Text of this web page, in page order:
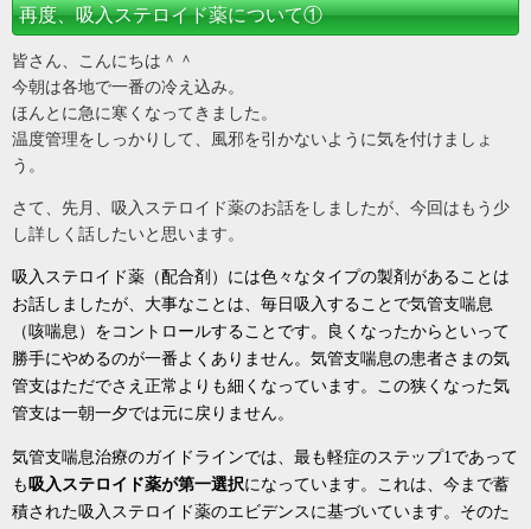
再度、吸入ステロイド薬について①
皆さん、こんにちは＾＾
今朝は各地で一番の冷え込み。
ほんとに急に寒くなってきました。
温度管理をしっかりして、風邪を引かないように気を付けましょ
う。
さて、先月、吸入ステロイド薬のお話をしましたが、今回はもう少
し詳しく話したいと思います。
吸入ステロイド薬（配合剤）には色々なタイプの製剤があることは
お話しましたが、大事なことは、毎日吸入することで気管支喘息
（咳喘息）をコントロールすることです。良くなったからといって
勝手にやめるのが一番よくありません。気管支喘息の患者さまの気
管支はただでさえ正常よりも細くなっています。この狭くなった気
管支は一朝一夕では元に戻りません。
気管支喘息治療のガイドラインでは、最も軽症のステップ1であって
も吸入ステロイド薬が第一選択になっています。これは、今まで蓄
積された吸入ステロイド薬のエビデンスに基づいています。そのた